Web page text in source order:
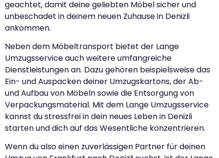
geachtet, damit deine geliebten Möbel sicher und
unbeschadet in deinem neuen Zuhause in Denizli
ankommen.
Neben dem Möbeltransport bietet der Lange
Umzugsservice auch weitere umfangreiche
Dienstleistungen an. Dazu gehören beispielsweise das
Ein- und Auspacken deiner Umzugskartons, der Ab-
und Aufbau von Möbeln sowie die Entsorgung von
Verpackungsmaterial. Mit dem Lange Umzugsservice
kannst du stressfrei in dein neues Leben in Denizli
starten und dich auf das Wesentliche konzentrieren.
Wenn du also einen zuverlässigen Partner für deinen